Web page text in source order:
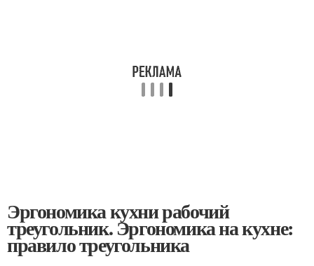
Эргономика кухни рабочий
треугольник. Эргономика на кухне:
правило треугольника